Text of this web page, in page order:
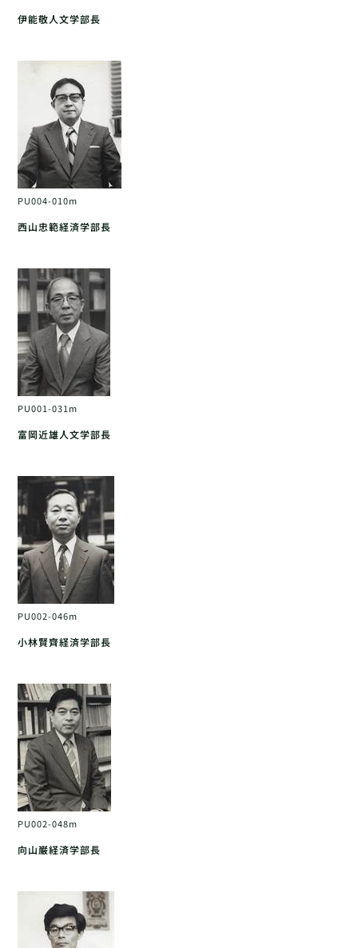
伊能敬人文学部長
PU004-010m
西山忠範経済学部長
PU001-031m
富岡近雄人文学部長
PU002-046m
小林賢齊経済学部長
PU002-048m
向山巌経済学部長